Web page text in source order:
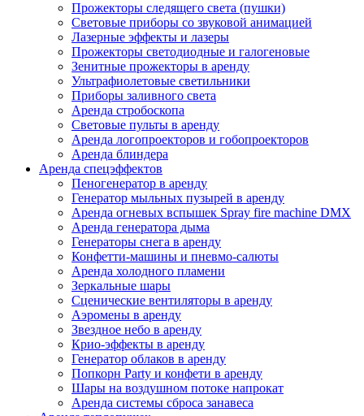
Прожекторы следящего света (пушки)
Световые приборы со звуковой анимацией
Лазерные эффекты и лазеры
Прожекторы светодиодные и галогеновые
Зенитные прожекторы в аренду
Ультрафиолетовые светильники
Приборы заливного света
Аренда стробоскопа
Световые пульты в аренду
Аренда логопроекторов и гобопроекторов
Аренда блиндера
Аренда спецэффектов
Пеногенератор в аренду
Генератор мыльных пузырей в аренду
Аренда огневых вспышек Spray fire machine DMX
Аренда генератора дыма
Генераторы снега в аренду
Конфетти-машины и пневмо-салюты
Аренда холодного пламени
Зеркальные шары
Сценические вентиляторы в аренду
Аэромены в аренду
Звездное небо в аренду
Крио-эффекты в аренду
Генератор облаков в аренду
Попкорн Party и конфети в аренду
Шары на воздушном потоке напрокат
Аренда cистемы сброса занавеса